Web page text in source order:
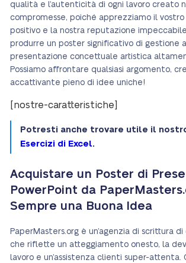
qualità e l’autenticità di ogni lavoro creato
compromesse, poiché apprezziamo il
positivo e la nostra reputazione
produrre un poster significativo di gestione
presentazione concettuale artistica
Possiamo affrontare qualsiasi argomento,
accattivante pieno di idee uniche!
[nostre-caratteristiche]
Potresti anche trovare utile il
Esercizi di Excel.
Acquistare un Poster di
PowerPoint da
Sempre una Buona Idea
PaperMasters.org è un’agenzia di scrittura
che riflette un atteggiamento onesto, la
lavoro e un’assistenza clienti super-attenta.